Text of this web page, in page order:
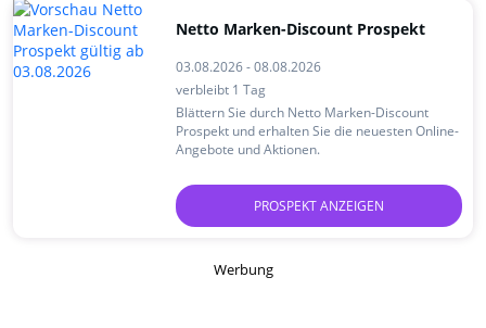
Netto Marken-Discount Prospekt
03.08.2026 - 08.08.2026
verbleibt 1 Tag
Blättern Sie durch Netto Marken-Discount
Prospekt und erhalten Sie die neuesten Online-
Angebote und Aktionen.
PROSPEKT ANZEIGEN
Werbung